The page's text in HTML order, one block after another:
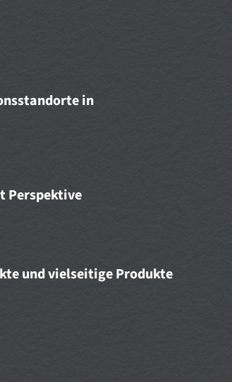
in
Perspektive
und vielseitige Produkte